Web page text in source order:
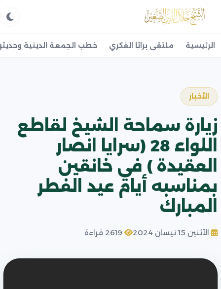
الرئيسية ملتقى براثا الفكري خطب الجمعة الدينية
الأخبار
زيارة سماحة الشيخ لقاطع
اللواء 28 (سرايا انصار
العقيدة ) في خانقين
بمناسبه أيام عيد الفطر
المبارك
الأثنين 15 نيسان 2024